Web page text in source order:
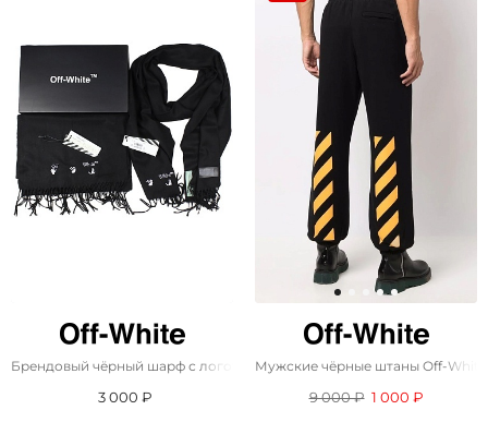
Брендовый чёрный шарф с логотипом Off-White 185x35 см
3 000 ₽
Мужские чёрные штаны Off-White
9 000 ₽ 1 000 ₽